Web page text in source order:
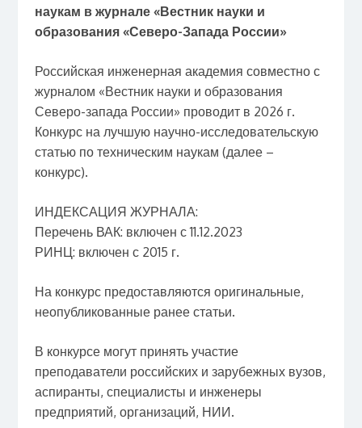
наукам в журнале «Вестник науки и
образования «Северо-Запада России»
Российская инженерная академия совместно с
журналом «Вестник науки и образования
Северо-запада России» проводит в 2026 г.
Конкурс на лучшую научно-исследовательскую
статью по техническим наукам (далее –
конкурс).
ИНДЕКСАЦИЯ ЖУРНАЛА:
Перечень ВАК: включен с 11.12.2023
РИНЦ: включен с 2015 г.
На конкурс предоставляются оригинальные,
неопубликованные ранее статьи.
В конкурсе могут принять участие
преподаватели российских и зарубежных вузов,
аспиранты, специалисты и инженеры
предприятий, организаций, НИИ.